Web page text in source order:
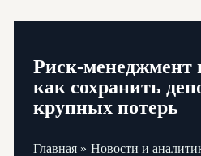
Риск-менеджмент
как сохранить
крупных потерь
Главная
Новости и